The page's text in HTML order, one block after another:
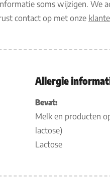
soms wijzigen. We
contact op met onze
Allergie
Bevat:
Melk en producten
lactose)
Lactose